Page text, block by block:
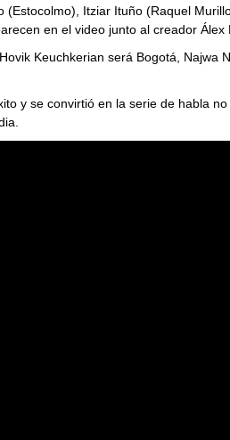
Itziar Ituño (Raquel
en el video junto al creador Álex
Keuchkerian será Bogotá, Najwa
y se convirtió en la serie de habla